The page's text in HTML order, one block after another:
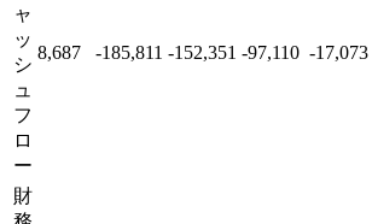
ャ
ッ
シ
ュ
フ
ロ
ー
8,687 -185,811 -152,351 -97,110 -17,073
財